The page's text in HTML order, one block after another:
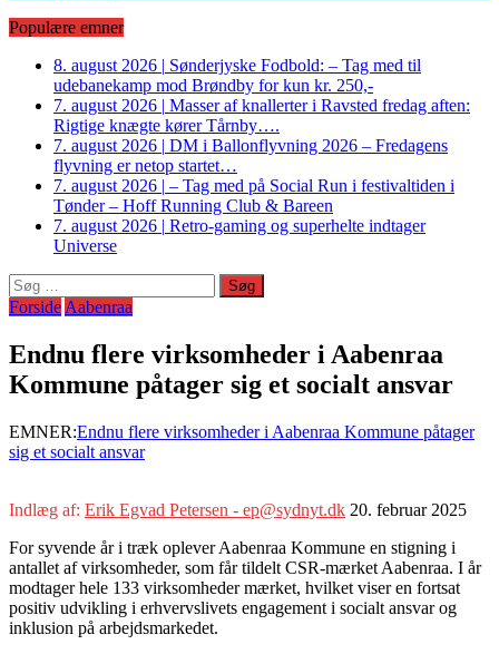
Populære emner
8. august 2026 | Sønderjyske Fodbold: – Tag med til
udebanekamp mod Brøndby for kun kr. 250,-
7. august 2026 | Masser af knallerter i Ravsted fredag aften:
Rigtige knægte kører Tårnby….
7. august 2026 | DM i Ballonflyvning 2026 – Fredagens
flyvning er netop startet…
7. august 2026 | – Tag med på Social Run i festivaltiden i
Tønder – Hoff Running Club & Bareen
7. august 2026 | Retro-gaming og superhelte indtager
Universe
Søg
efter:
Forside Aabenraa
Endnu flere virksomheder i Aabenraa
Kommune påtager sig et socialt ansvar
EMNER:Endnu flere virksomheder i Aabenraa Kommune påtager
sig et socialt ansvar
Indlæg af: Erik Egvad Petersen - ep@sydnyt.dk 20. februar 2025
For syvende år i træk oplever Aabenraa Kommune en stigning i
antallet af virksomheder, som får tildelt CSR-mærket Aabenraa. I år
modtager hele 133 virksomheder mærket, hvilket viser en fortsat
positiv udvikling i erhvervslivets engagement i socialt ansvar og
inklusion på arbejdsmarkedet.